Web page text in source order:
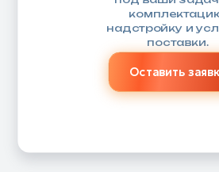
комплектацию,
надстройку и условия
Оставить заявку